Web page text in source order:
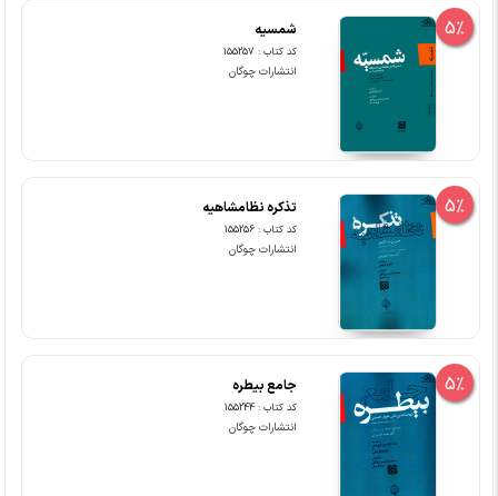
5% شمسیه
کد کتاب : 155257
انتشارات چوگان
5% تذکره نظامشاهیه
کد کتاب : 155256
انتشارات چوگان
5% جامع بیطره
کد کتاب : 155244
انتشارات چوگان